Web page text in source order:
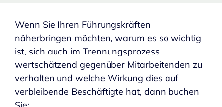
Wenn Sie Ihren Führungskräften
näherbringen möchten, warum es so wichtig
ist, sich auch im Trennungsprozess
wertschätzend gegenüber Mitarbeitenden zu
verhalten und welche Wirkung dies auf
verbleibende Beschäftigte hat, dann buchen